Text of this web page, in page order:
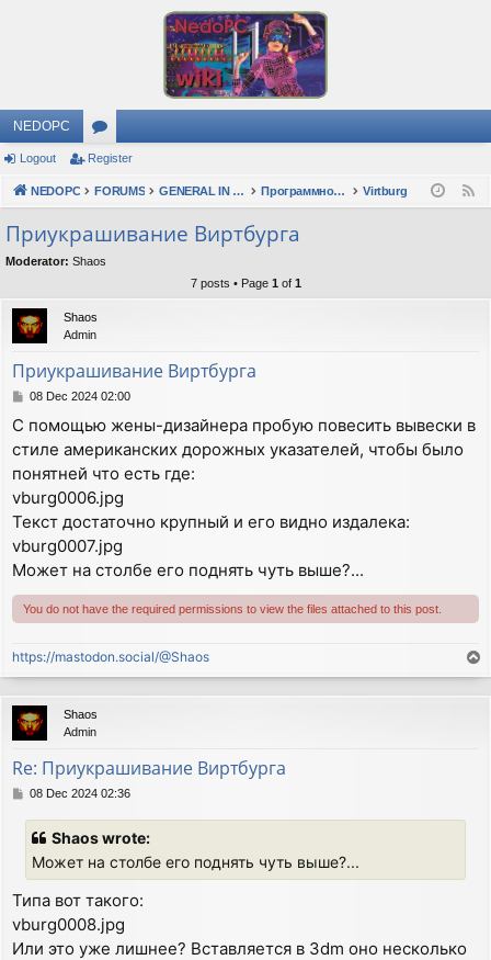
NEDOPC
or
u
s
Logout Register
NEDOPC FORUMS GENERAL IN RUSSIAN Программное обеспечение Virtburg
Приукрашивание Виртбурга
Moderator: Shaos
7 posts • Page 1 of 1
Shaos
Admin
Приукрашивание Виртбурга
P
s
t
08 Dec 2024 02:00
С помощью жены-дизайнера пробую повесить вывески в
стиле американских дорожных указателей, чтобы было
понятней что есть где:
vburg0006.jpg
Текст достаточно крупный и его видно издалека:
vburg0007.jpg
Может на столбе его поднять чуть выше?...
You do not have the required permissions to view the files attached to this post.
https://mastodon.social/@Shaos
o
p
Shaos
Admin
Re: Приукрашивание Виртбурга
P08 Dec 2024 02:36
Shaos wrote:
Может на столбе его поднять чуть выше?...
Типа вот такого:
vburg0008.jpg
Или это уже лишнее? Вставляется в 3dm оно несколько